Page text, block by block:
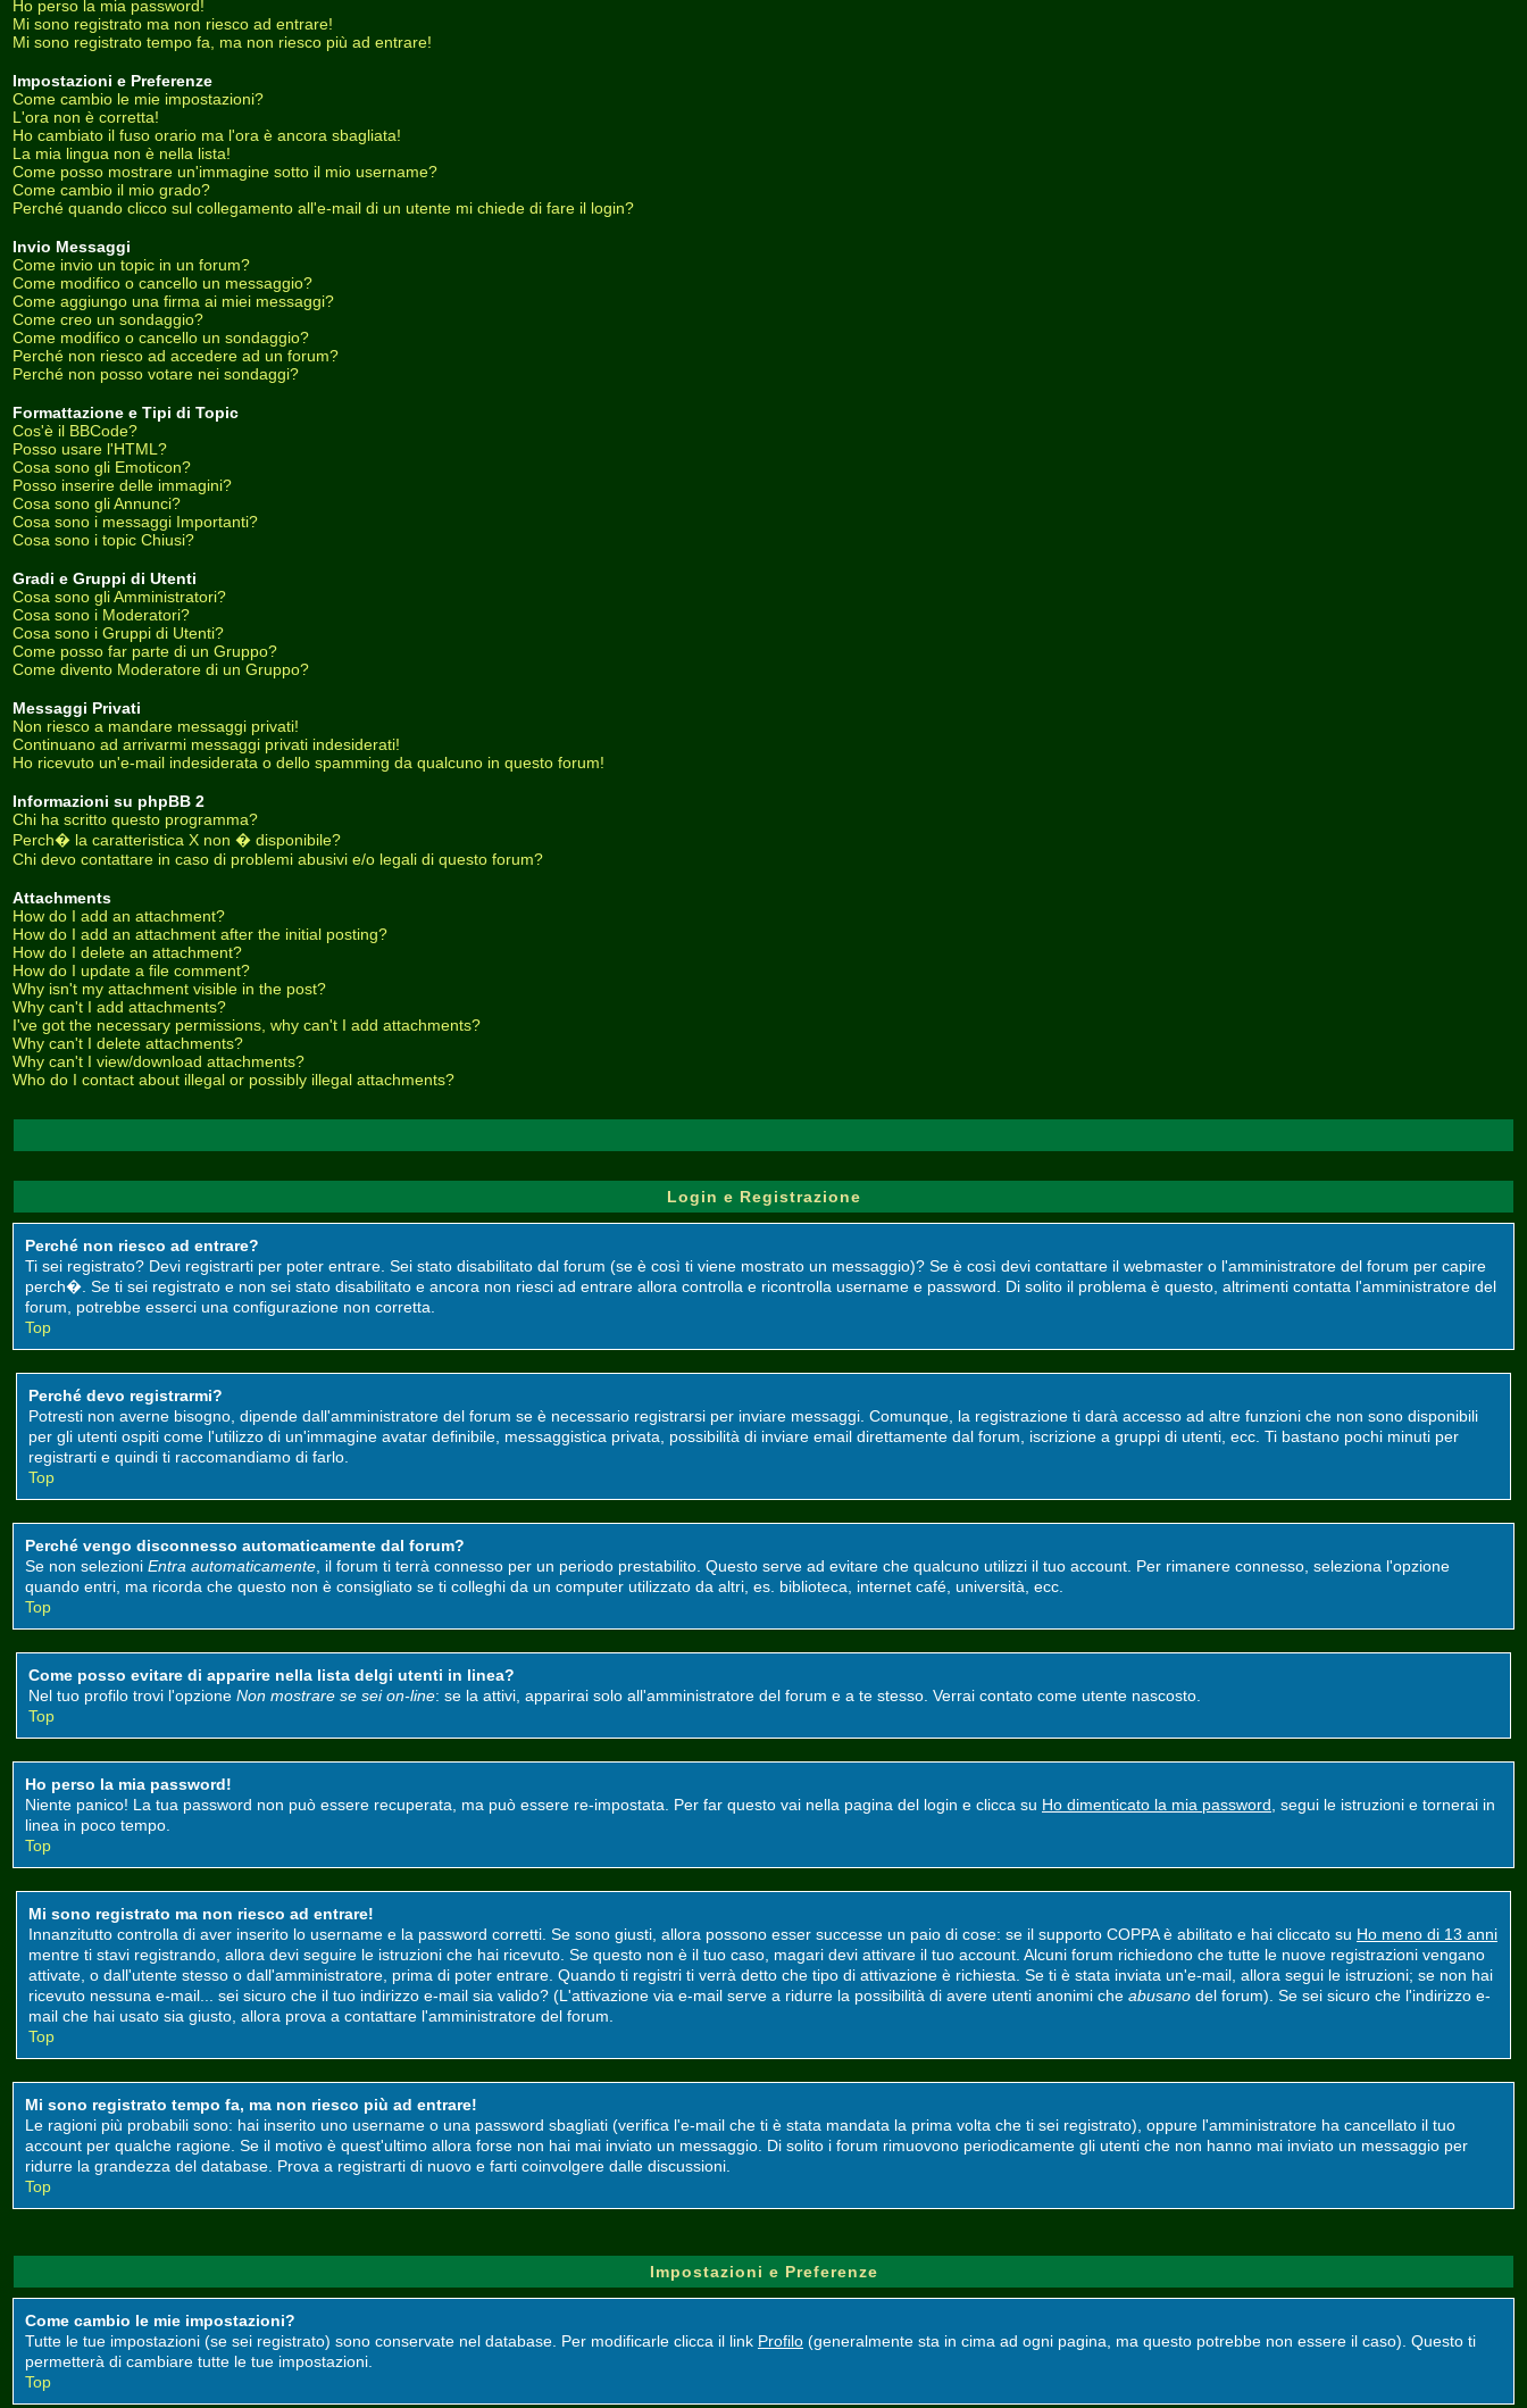
Ho perso la mia password!
Mi sono registrato ma non riesco ad entrare!
Mi sono registrato tempo fa, ma non riesco più ad entrare!
Impostazioni e Preferenze
Come cambio le mie impostazioni?
L'ora non è corretta!
Ho cambiato il fuso orario ma l'ora è ancora sbagliata!
La mia lingua non è nella lista!
Come posso mostrare un'immagine sotto il mio username?
Come cambio il mio grado?
Perché quando clicco sul collegamento all'e-mail di un utente mi chiede di fare il login?
Invio Messaggi
Come invio un topic in un forum?
Come modifico o cancello un messaggio?
Come aggiungo una firma ai miei messaggi?
Come creo un sondaggio?
Come modifico o cancello un sondaggio?
Perché non riesco ad accedere ad un forum?
Perché non posso votare nei sondaggi?
Formattazione e Tipi di Topic
Cos'è il BBCode?
Posso usare l'HTML?
Cosa sono gli Emoticon?
Posso inserire delle immagini?
Cosa sono gli Annunci?
Cosa sono i messaggi Importanti?
Cosa sono i topic Chiusi?
Gradi e Gruppi di Utenti
Cosa sono gli Amministratori?
Cosa sono i Moderatori?
Cosa sono i Gruppi di Utenti?
Come posso far parte di un Gruppo?
Come divento Moderatore di un Gruppo?
Messaggi Privati
Non riesco a mandare messaggi privati!
Continuano ad arrivarmi messaggi privati indesiderati!
Ho ricevuto un'e-mail indesiderata o dello spamming da qualcuno in questo forum!
Informazioni su phpBB 2
Chi ha scritto questo programma?
Perch� la caratteristica X non � disponibile?
Chi devo contattare in caso di problemi abusivi e/o legali di questo forum?
Attachments
How do I add an attachment?
How do I add an attachment after the initial posting?
How do I delete an attachment?
How do I update a file comment?
Why isn't my attachment visible in the post?
Why can't I add attachments?
I've got the necessary permissions, why can't I add attachments?
Why can't I delete attachments?
Why can't I view/download attachments?
Who do I contact about illegal or possibly illegal attachments?
Login e Registrazione
Perché non riesco ad entrare?
Ti sei registrato? Devi registrarti per poter entrare. Sei stato disabilitato dal forum (se è così ti viene mostrato un messaggio)? Se è così devi contattare il webmaster o l'amministratore del forum per capire
perch�. Se ti sei registrato e non sei stato disabilitato e ancora non riesci ad entrare allora controlla e ricontrolla username e password. Di solito il problema è questo, altrimenti contatta l'amministratore del
forum, potrebbe esserci una configurazione non corretta.
Top
Perché devo registrarmi?
Potresti non averne bisogno, dipende dall'amministratore del forum se è necessario registrarsi per inviare messaggi. Comunque, la registrazione ti darà accesso ad altre funzioni che non sono disponibili
per gli utenti ospiti come l'utilizzo di un'immagine avatar definibile, messaggistica privata, possibilità di inviare email direttamente dal forum, iscrizione a gruppi di utenti, ecc. Ti bastano pochi minuti per
registrarti e quindi ti raccomandiamo di farlo.
Top
Perché vengo disconnesso automaticamente dal forum?
Se non selezioni Entra automaticamente , il forum ti terrà connesso per un periodo prestabilito. Questo serve ad evitare che qualcuno utilizzi il tuo account. Per rimanere connesso, seleziona l'opzione
quando entri, ma ricorda che questo non è consigliato se ti colleghi da un computer utilizzato da altri, es. biblioteca, internet café, università, ecc.
Top
Come posso evitare di apparire nella lista delgi utenti in linea?
Nel tuo profilo trovi l'opzione Non mostrare se sei on-line: se la attivi, apparirai solo all'amministratore del forum e a te stesso. Verrai contato come utente nascosto.
Top
Ho perso la mia password!
Niente panico! La tua password non può essere recuperata, ma può essere re-impostata. Per far questo vai nella pagina del login e clicca su Ho dimenticato la mia password , segui le istruzioni e tornerai in
linea in poco tempo.
Top
Mi sono registrato ma non riesco ad entrare!
Innanzitutto controlla di aver inserito lo username e la password corretti. Se sono giusti, allora possono esser successe un paio di cose: se il supporto COPPA è abilitato e hai cliccato su Ho meno di 13 anni
mentre ti stavi registrando, allora devi seguire le istruzioni che hai ricevuto. Se questo non è il tuo caso, magari devi attivare il tuo account. Alcuni forum richiedono che tutte le nuove registrazioni vengano
attivate, o dall'utente stesso o dall'amministratore, prima di poter entrare. Quando ti registri ti verrà detto che tipo di attivazione è richiesta. Se ti è stata inviata un'e-mail, allora segui le istruzioni; se non hai
ricevuto nessuna e-mail... sei sicuro che il tuo indirizzo e-mail sia valido? (L'attivazione via e-mail serve a ridurre la possibilità di avere utenti anonimi che abusano del forum). Se sei sicuro che l'indirizzo e-
mail che hai usato sia giusto, allora prova a contattare l'amministratore del forum.
Top
Mi sono registrato tempo fa, ma non riesco più ad entrare!
Le ragioni più probabili sono: hai inserito uno username o una password sbagliati (verifica l'e-mail che ti è stata mandata la prima volta che ti sei registrato), oppure l'amministratore ha cancellato il tuo
account per qualche ragione. Se il motivo è quest'ultimo allora forse non hai mai inviato un messaggio. Di solito i forum rimuovono periodicamente gli utenti che non hanno mai inviato un messaggio per
ridurre la grandezza del database. Prova a registrarti di nuovo e farti coinvolgere dalle discussioni.
Top
Impostazioni e Preferenze
Come cambio le mie impostazioni?
Tutte le tue impostazioni (se sei registrato) sono conservate nel database. Per modificarle clicca il link Profilo (generalmente sta in cima ad ogni pagina, ma questo potrebbe non essere il caso). Questo ti
permetterà di cambiare tutte le tue impostazioni.
Top